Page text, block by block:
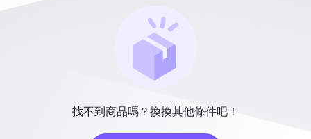
找不到商品嗎？換換其他條件吧！